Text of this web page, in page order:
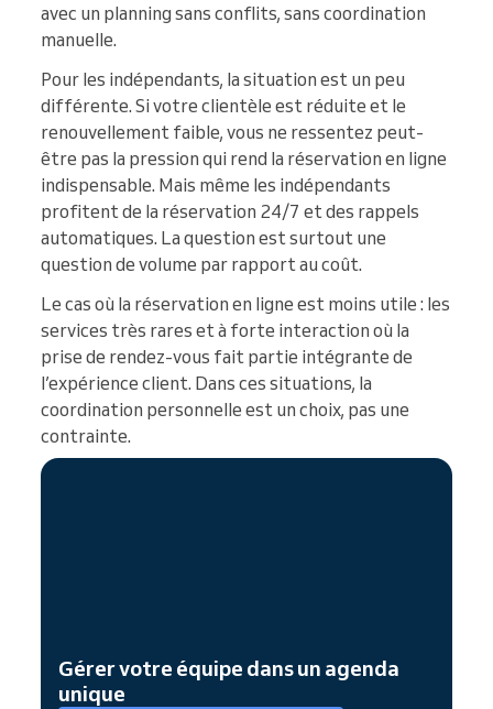
avec un planning sans conflits, sans coordination
manuelle.
Pour les indépendants, la situation est un peu
différente. Si votre clientèle est réduite et le
renouvellement faible, vous ne ressentez peut-
être pas la pression qui rend la réservation en ligne
indispensable. Mais même les indépendants
profitent de la réservation 24/7 et des rappels
automatiques. La question est surtout une
question de volume par rapport au coût.
Le cas où la réservation en ligne est moins utile : les
services très rares et à forte interaction où la
prise de rendez-vous fait partie intégrante de
l’expérience client. Dans ces situations, la
coordination personnelle est un choix, pas une
contrainte.
Gérer votre équipe dans un agenda
unique